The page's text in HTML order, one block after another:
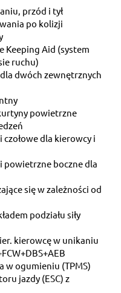
przód i tył
po kolizji
Keeping Aid (system
ruchu)
dwóch zewnętrznych
powietrzne
dla kierowcy i
powietrzne boczne dla
się w zależności od
podziału siły
kierowcę w unikaniu
w ogumieniu (TPMS)
jazdy (ESC) z